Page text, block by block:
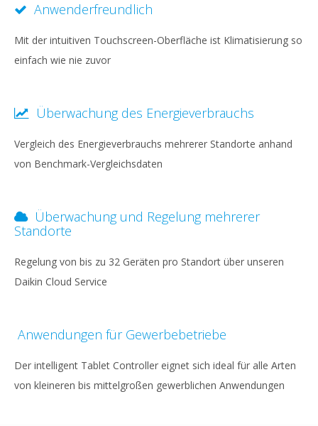
Anwenderfreundlich
Mit der intuitiven Touchscreen-Oberfläche ist Klimatisierung so
einfach wie nie zuvor
Überwachung des Energieverbrauchs
Vergleich des Energieverbrauchs mehrerer Standorte anhand
von Benchmark-Vergleichsdaten
Überwachung und Regelung mehrerer
Standorte
Regelung von bis zu 32 Geräten pro Standort über unseren
Daikin Cloud Service
Anwendungen für Gewerbebetriebe
Der intelligent Tablet Controller eignet sich ideal für alle Arten
von kleineren bis mittelgroßen gewerblichen Anwendungen